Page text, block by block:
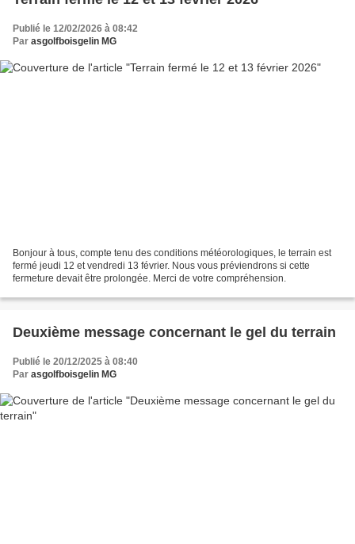
Publié le 12/02/2026 à 08:42
Par asgolfboisgelin MG
Bonjour à tous, compte tenu des conditions météorologiques, le terrain est
fermé jeudi 12 et vendredi 13 février. Nous vous préviendrons si cette
fermeture devait être prolongée. Merci de votre compréhension.
Deuxième message concernant le gel du terrain
Publié le 20/12/2025 à 08:40
Par asgolfboisgelin MG